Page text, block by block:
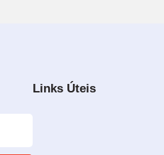
Links Úteis